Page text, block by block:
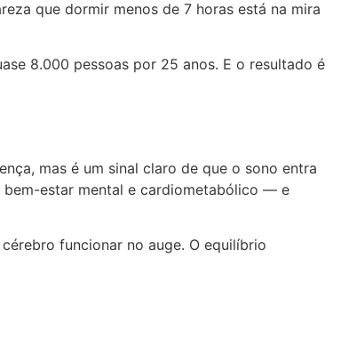
que dormir menos de 7 horas está na mira
8.000 pessoas por 25 anos. E o resultado é
mas é um sinal claro de que o sono entra
estar mental e cardiometabólico — e
funcionar no auge. O equilíbrio